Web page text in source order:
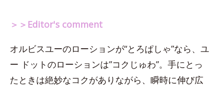
＞＞Editor's comment
オルビスユーのローションが“とろぱしゃ”なら、ユ
ー ドットのローションは”コクじゅわ”。手にとっ
たときは絶妙なコクがありながら、瞬時に伸び広